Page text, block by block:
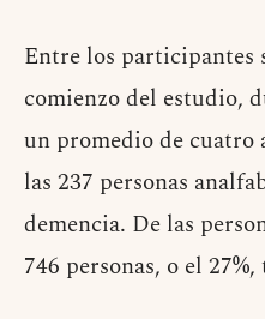
Entre los participantes
comienzo del estudio,
un promedio de cuatro
las 237 personas
demencia. De las
746 personas, o el